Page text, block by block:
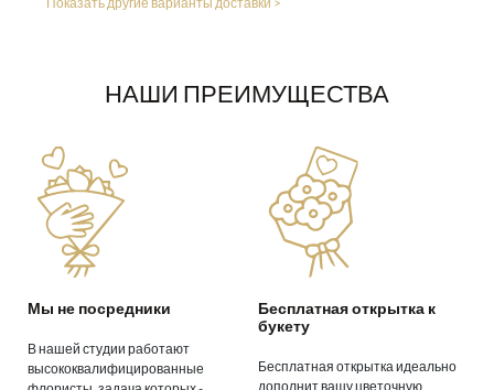
НАШИ ПРЕИМУЩЕСТВА
Мы не посредники
В нашей студии работают
высококвалифицированные
Бесплатная открытка к
букету
Бесплатная открытка идеально
дополнит вашу цветочную